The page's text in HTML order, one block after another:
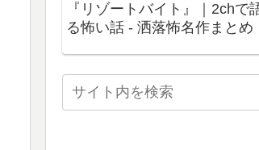
『リゾートバイト』｜2chで
る怖い話 - 洒落怖名作まとめ